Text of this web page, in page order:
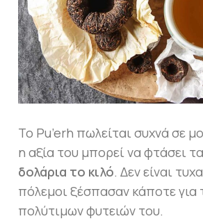
Το Pu’erh πωλείται συχνά σε
η αξία του μπορεί να φτάσει τα
δολάρια το κιλό. Δεν είναι
πόλεμοι ξέσπασαν κάποτε για
πολύτιμων φυτειών του.